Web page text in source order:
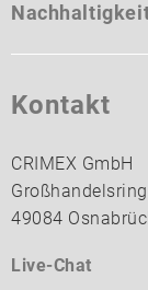
Kontakt
CRIMEX GmbH
49084
Live-Chat